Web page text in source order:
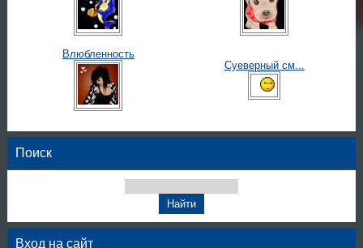
Влюбленность
Суеверный см...
Поиск
Вход на сайт